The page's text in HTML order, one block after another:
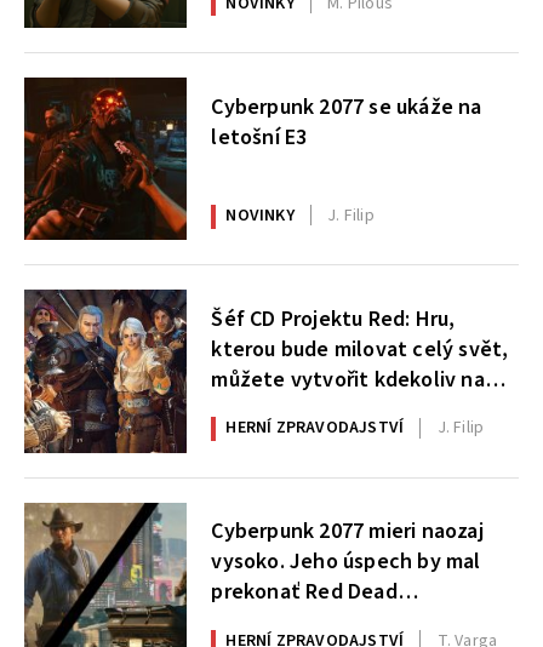
Cyberpunk 2077 se ukáže na
letošní E3
NOVINKY J. Filip
Šéf CD Projektu Red: Hru,
kterou bude milovat celý svět,
můžete vytvořit kdekoliv na
planetě
HERNÍ ZPRAVODAJSTVÍ J. Filip
Cyberpunk 2077 mieri naozaj
vysoko. Jeho úspech by mal
prekonať Red Dead
Redemption 2
HERNÍ ZPRAVODAJSTVÍ T. Varga